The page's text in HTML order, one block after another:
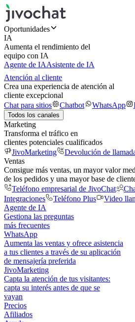
Oportunidades
IA
Aumenta el rendimiento del
equipo con IA
Agente de IAAsistente de IA
Atención al cliente
Crea una experiencia de atención al
cliente excepcional
Chat para sitios
Chatbot WhatsApp
Todos los canales
Marketing
Transforma el tráfico en
clientes potenciales cualificados
JivoMarketing
Devolución de
Ventas
Consigue más ventas, un mayor valor
de los pedidos y una mayor base de
Teléfono empresarial de JivoChat
Integraciones
Teléfono Plus Video
Agente de IA
Gestiona las preguntas
más frecuentes
WhatsApp
Aumenta las ventas y ofrece asistencia
a tus clientes a través de su aplicación
de mensajería preferida
JivoMarketing
Capta la atención de tus visitantes:
capta su interés antes de que se
vayan
Precios
Afiliados